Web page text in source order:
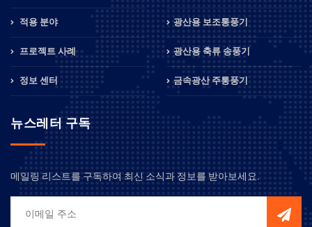
적용 분야
프로젝트 사례
정보 센터
광산용 보조통풍기
광산용 축류 송풍기
금속광산 주통풍기
뉴스레터 구독
메일링 리스트를 구독하여 최신 소식과 정보를 받아보세요.